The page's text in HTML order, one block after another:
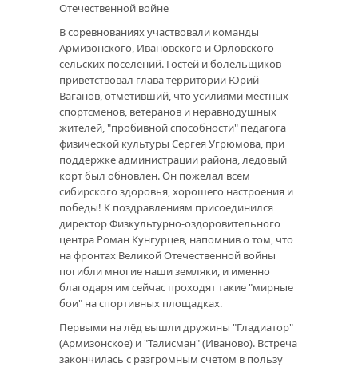
Отечественной войне
В соревнованиях участвовали команды
Армизонского, Ивановского и Орловского
сельских поселений. Гостей и болельщиков
приветствовал глава территории Юрий
Ваганов, отметивший, что усилиями местных
спортсменов, ветеранов и неравнодушных
жителей, "пробивной способности" педагога
физической культуры Сергея Угрюмова, при
поддержке администрации района, ледовый
корт был обновлен. Он пожелал всем
сибирского здоровья, хорошего настроения и
победы! К поздравлениям присоединился
директор Физкультурно-оздоровительного
центра Роман Кунгурцев, напомнив о том, что
на фронтах Великой Отечественной войны
погибли многие наши земляки, и именно
благодаря им сейчас проходят такие "мирные
бои" на спортивных площадках.
Первыми на лёд вышли дружины "Гладиатор"
(Армизонское) и "Талисман" (Иваново). Встреча
закончилась с разгромным счетом в пользу